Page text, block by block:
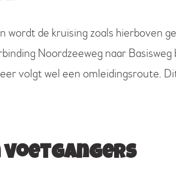
wordt de kruising zoals hierboven
Noordzeeweg naar
volgt wel een omleidingsroute.
voetgangers